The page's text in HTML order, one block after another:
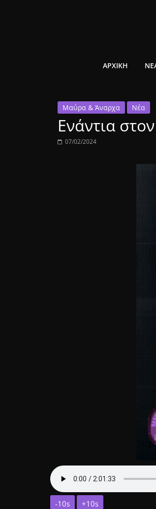
ελεύθερο
1431AM
ΑΡΧΙΚΗ
Μαύρα & Άναρχα Νέα
Ενάντια
07/02/2024
-10s
+10s